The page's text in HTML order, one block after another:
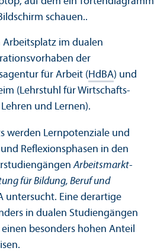
Arbeits­platz im dualen
der
für Arbeit (HdBA) und
(Lehr­stuhl für Wirtschafts­
und Lernen).
werden Lernpotenziale und
Reflexions­phasen in den
Arbeits­markt­
für Bildung, Beruf und
unter­sucht. Eine derartige
in dualen Studien­gängen
besonders hohen Anteil